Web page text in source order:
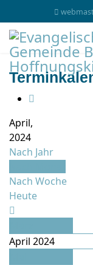
April,
2024
Nach Jahr
Nach Woche
Heute
April 2024